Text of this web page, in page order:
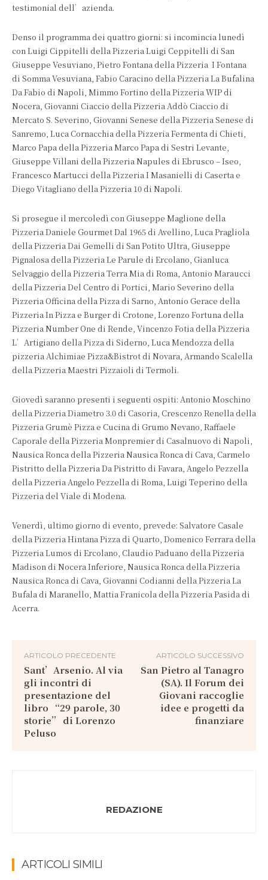
testimonial dell’azienda.
Denso il programma dei quattro giorni: si incomincia lunedì
con Luigi Cippitelli della Pizzeria Luigi Ceppitelli di San
Giuseppe Vesuviano, Pietro Fontana della Pizzeria I Fontana
di Somma Vesuviana, Fabio Caracino della Pizzeria La Bufalina
Da Fabio di Napoli, Mimmo Fortino della Pizzeria WIP di
Nocera, Giovanni Ciaccio della Pizzeria Addò Ciaccio di
Mercato S. Severino, Giovanni Senese della Pizzeria Senese di
Sanremo, Luca Cornacchia della Pizzeria Fermenta di Chieti,
Marco Papa della Pizzeria Marco Papa di Sestri Levante,
Giuseppe Villani della Pizzeria Napules di Ebrusco – Iseo,
Francesco Martucci della Pizzeria I Masanielli di Caserta e
Diego Vitagliano della Pizzeria 10 di Napoli.
Si prosegue il mercoledì con Giuseppe Maglione della
Pizzeria Daniele Gourmet Dal 1965 di Avellino, Luca Pragliola
della Pizzeria Dai Gemelli di San Potito Ultra, Giuseppe
Pignalosa della Pizzeria Le Parule di Ercolano, Gianluca
Selvaggio della Pizzeria Terra Mia di Roma, Antonio Maraucci
della Pizzeria Del Centro di Portici, Mario Severino della
Pizzeria Officina della Pizza di Sarno, Antonio Gerace della
Pizzeria In Pizza e Burger di Crotone, Lorenzo Fortuna della
Pizzeria Number One di Rende, Vincenzo Fotia della Pizzeria
L’Artigiano della Pizza di Siderno, Luca Mendozza della
pizzeria Alchimiae Pizza&Bistrot di Novara, Armando Scalella
della Pizzeria Maestri Pizzaioli di Termoli.
Giovedì saranno presenti i seguenti ospiti: Antonio Moschino
della Pizzeria Diametro 3.0 di Casoria, Crescenzo Renella della
Pizzeria Grumè Pizza e Cucina di Grumo Nevano, Raffaele
Caporale della Pizzeria Monpremier di Casalnuovo di Napoli,
Nausica Ronca della Pizzeria Nausica Ronca di Cava, Carmelo
Pistritto della Pizzeria Da Pistritto di Favara, Angelo Pezzella
della Pizzeria Angelo Pezzella di Roma, Luigi Teperino della
Pizzeria del Viale di Modena.
Venerdì, ultimo giorno di evento, prevede: Salvatore Casale
della Pizzeria Hintana Pizza di Quarto, Domenico Ferrara della
Pizzeria Lumos di Ercolano, Claudio Paduano della Pizzeria
Madison di Nocera Inferiore, Nausica Ronca della Pizzeria
Nausica Ronca di Cava, Giovanni Codianni della Pizzeria La
Bufala di Maranello, Mattia Franicola della Pizzeria Pasida di
Acerra.
ARTICOLO PRECEDENTE
Sant’Arsenio. Al via
gli incontri di
presentazione del
libro “29 parole, 30
storie” di Lorenzo
Peluso
ARTICOLO SUCCESSIVO
San Pietro al Tanagro
(SA). Il Forum dei
Giovani raccoglie
idee e progetti da
finanziare
REDAZIONE
ARTICOLI SIMILI